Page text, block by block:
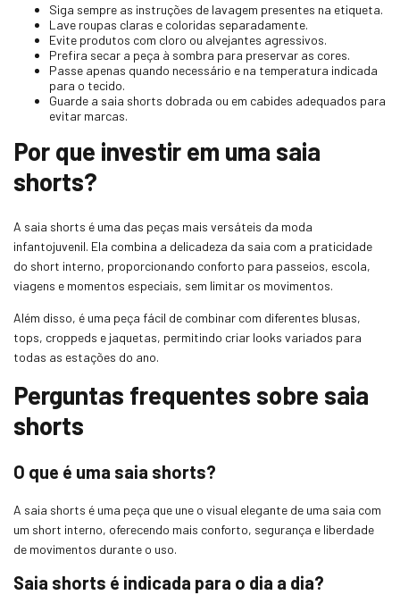
Siga sempre as instruções de lavagem presentes na etiqueta.
Lave roupas claras e coloridas separadamente.
Evite produtos com cloro ou alvejantes agressivos.
Prefira secar a peça à sombra para preservar as cores.
Passe apenas quando necessário e na temperatura indicada
para o tecido.
Guarde a saia shorts dobrada ou em cabides adequados para
evitar marcas.
Por que investir em uma saia
shorts?
A saia shorts é uma das peças mais versáteis da moda
infantojuvenil. Ela combina a delicadeza da saia com a praticidade
do short interno, proporcionando conforto para passeios, escola,
viagens e momentos especiais, sem limitar os movimentos.
Além disso, é uma peça fácil de combinar com diferentes blusas,
tops, croppeds e jaquetas, permitindo criar looks variados para
todas as estações do ano.
Perguntas frequentes sobre saia
shorts
O que é uma saia shorts?
A saia shorts é uma peça que une o visual elegante de uma saia com
um short interno, oferecendo mais conforto, segurança e liberdade
de movimentos durante o uso.
Saia shorts é indicada para o dia a dia?